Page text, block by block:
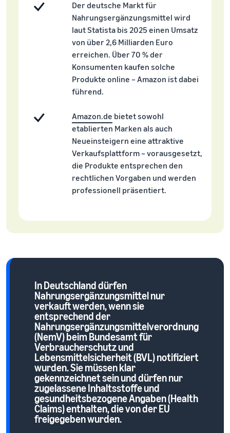
Niedrigere
Versandkosten
niedrigpreisigen
Produkte
über die Tarife für
Niedrigpreisartikel von
für berechtigte
Produkte mit einem
Preis von bis zu €20.
Registrieren Sie Ihre Marke bei
Amazon und erhalten Sie
Zugang zu Markenschutz und
Marketing-Tools
verkauft
Tierfuttergeschäft aus
online verkauft
Erweitern Sie Ihren Online-
Nahrungsergänzungsmitteln
Verkaufen Sie Kopfhörer an
Marke
Der deutsche Markt für
Nahrungsergänzungsmittel wird
laut Statista bis 2025 einen Umsatz
von über 2,6 Milliarden Euro
erreichen. Über 70 % der
Konsumenten kaufen solche
Produkte online – Amazon ist dabei
führend.
Amazon.de bietet sowohl
etablierten Marken als auch
Neueinsteigern eine attraktive
Verkaufsplattform – vorausgesetzt,
die Produkte entsprechen den
rechtlichen Vorgaben und werden
professionell präsentiert.
In Deutschland dürfen
Nahrungsergänzungsmittel nur
verkauft werden, wenn sie
entsprechend der
Nahrungsergänzungsmittelverordnung
(NemV) beim Bundesamt für
Verbraucherschutz und
Lebensmittelsicherheit (BVL) notifiziert
wurden. Sie müssen klar
gekennzeichnet sein und dürfen nur
zugelassene Inhaltsstoffe und
gesundheitsbezogene Angaben (Health
Claims) enthalten, die von der EU
freigegeben wurden.